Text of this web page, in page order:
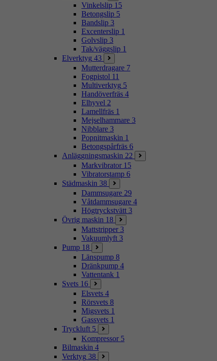
Vinkelslip 15
Betongslip 5
Bandslip 3
Excenterslip 1
Golvslip 3
Tak/väggslip 1
Elverktyg 43
Mutterdragare 7
Fogpistol 11
Multiverktyg 5
Handöverfräs 4
Elhyvel 2
Lamellfräs 1
Mejselhammare 3
Nibblare 3
Popnitmaskin 1
Betongspårfräs 6
Anläggningsmaskin 22
Markvibrator 15
Vibratorstamp 6
Städmaskin 38
Dammsugare 29
Våtdammsugare 4
Högtryckstvätt 3
Övrig maskin 18
Mattstripper 3
Vakuumlyft 3
Pump 18
Länspump 8
Dränkpump 4
Vattentank 1
Svets 16
Elsvets 4
Rörsvets 8
Migsvets 1
Gassvets 1
Tryckluft 5
Kompressor 5
Bilmaskin 4
Verktyg 38